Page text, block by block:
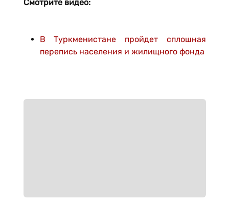
Смотрите видео:
В Туркменистане пройдет сплошная
перепись населения и жилищного фонда